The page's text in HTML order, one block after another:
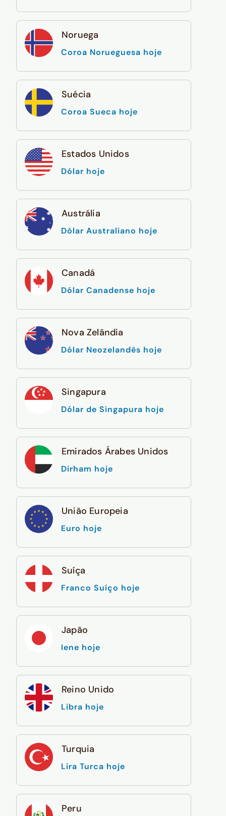
Noruega
Coroa Norueguesa hoje
Suécia
Coroa Sueca hoje
Estados Unidos
Dólar hoje
Austrália
Dólar Australiano hoje
Canadá
Dólar Canadense hoje
Nova Zelândia
Dólar Neozelandês hoje
Singapura
Dólar de Singapura hoje
Emirados Árabes Unidos
Dirham hoje
União Europeia
Euro hoje
Suíça
Franco Suíço hoje
Japão
Iene hoje
Reino Unido
Libra hoje
Turquia
Lira Turca hoje
Peru